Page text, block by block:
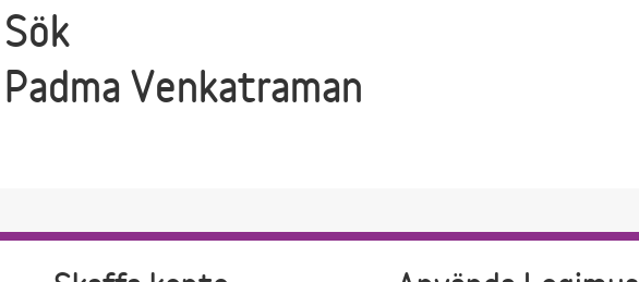
Sök
Padma Venkatraman